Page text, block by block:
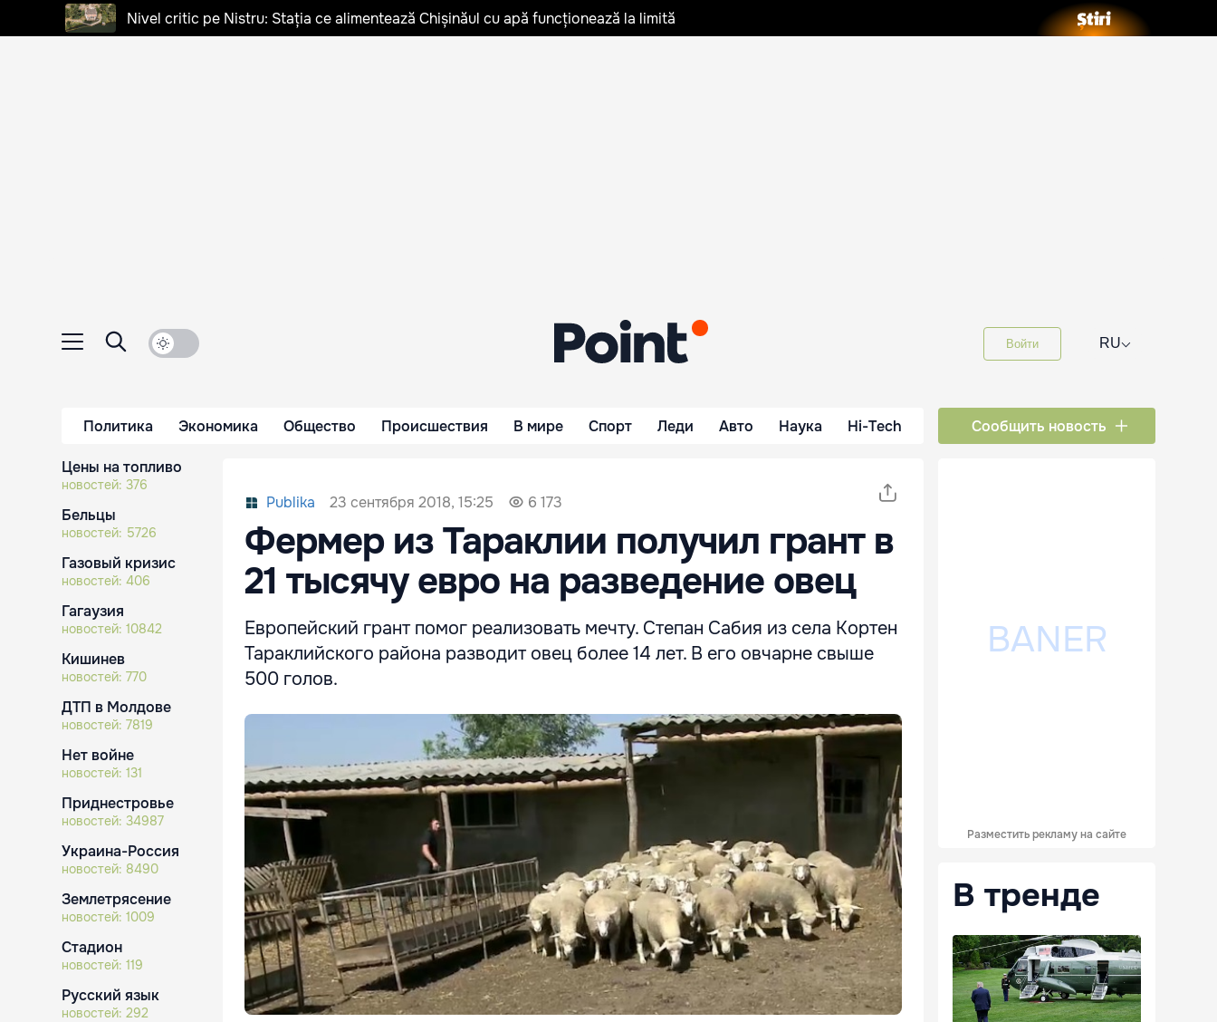
Nivel critic pe Nistru: Stația ce alimentează Chișinăul cu apă funcționează la limită
Войти RU⌵
Политика Экономика Общество Происшествия В мире Спорт Леди Авто Наука Hi-Tech Сообщить новость
Цены на топливо
новостей: 376
Бельцы
новостей: 5726
Газовый кризис
новостей: 406
Гагаузия
новостей: 10842
Кишинев
новостей: 770
ДТП в Молдове
новостей: 7819
Нет войне
новостей: 131
Приднестровье
новостей: 34987
Украина-Россия
новостей: 8490
Землетрясение
новостей: 1009
Стадион
новостей: 119
Русский язык
новостей: 292
Publika 23 сентября 2018, 15:25 6 173
Фермер из Тараклии получил грант в
21 тысячу евро на разведение овец
Европейский грант помог реализовать мечту. Степан Сабия из села Кортен
Тараклийского района разводит овец более 14 лет. В его овчарне свыше
500 голов.
Разместить рекламу на сайте
В тренде